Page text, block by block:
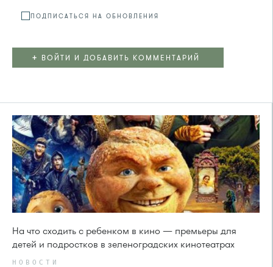
ПОДПИСАТЬСЯ НА ОБНОВЛЕНИЯ
+ ВОЙТИ И ДОБАВИТЬ КОММЕНТАРИЙ
На что сходить с ребенком в кино — премьеры для
детей и подростков в зеленоградских кинотеатрах
НОВОСТИ